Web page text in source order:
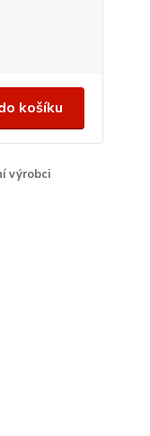
košíku
výrobci